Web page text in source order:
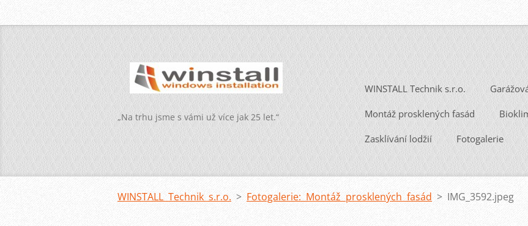
„Na trhu jsme s vámi už více jak 25 let.“
WINSTALL Technik s.r.o.
Montáž prosklených fasád
Zasklívání lodžií Fotogalerie
WINSTALL Technik s.r.o. > Fotogalerie: Montáž prosklených fasád > IMG_3592.jpeg